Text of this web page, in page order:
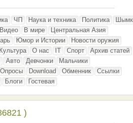
ЧП Наука и техника Политика
Видео В мире
Центральная Азия
Юмор и Истории
Новости оружия
Культура О нас IT Спорт
Архив статей
Авто Девчонки
Мальчики
Опросы Download Обменник
Ссылки
Блоги Гостевая
)